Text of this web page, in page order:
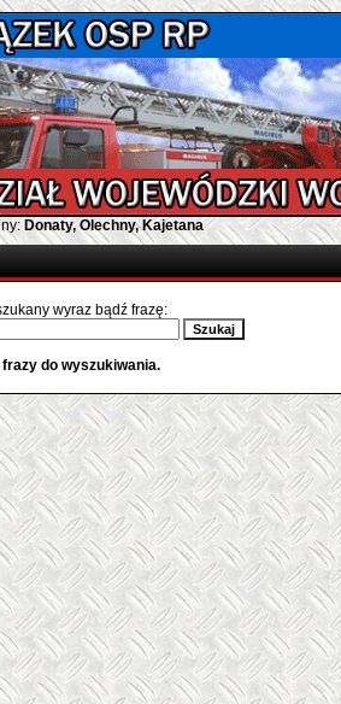
Donaty, Olechny, Kajetana
wyraz bądź frazę:
frazy do wyszukiwania.